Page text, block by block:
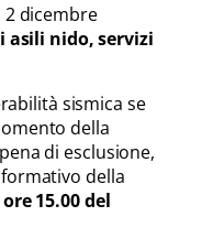
dicembre
asili nido, servizi
sismica se
della
di esclusione,
della
15.00 del